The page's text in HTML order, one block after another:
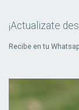
¡Actualizate
Recibe en tu